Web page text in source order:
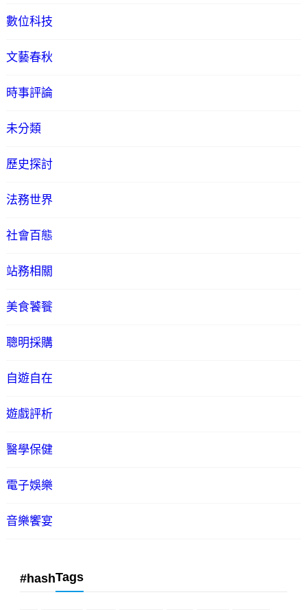
數位科技
文藝春秋
時事評論
未分類
歷史探討
法務世界
社會百態
站務相關
美食饕餮
聰明採購
自遊自在
遊戲評析
醫學保健
電子娛樂
音樂饗宴
#hashTags